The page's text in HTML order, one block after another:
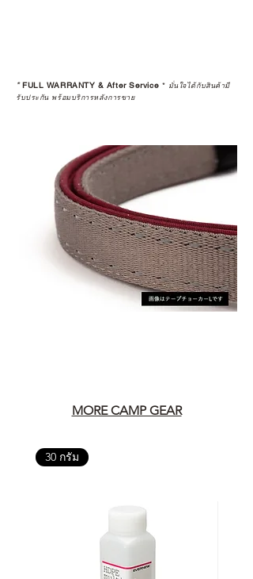
*FULL WARRANTY & After Service * มั่นใจได้กับสินค้ามี
รับประกัน พร้อมบริการหลังการขาย
MORE CAMP GEAR
30 กรัม